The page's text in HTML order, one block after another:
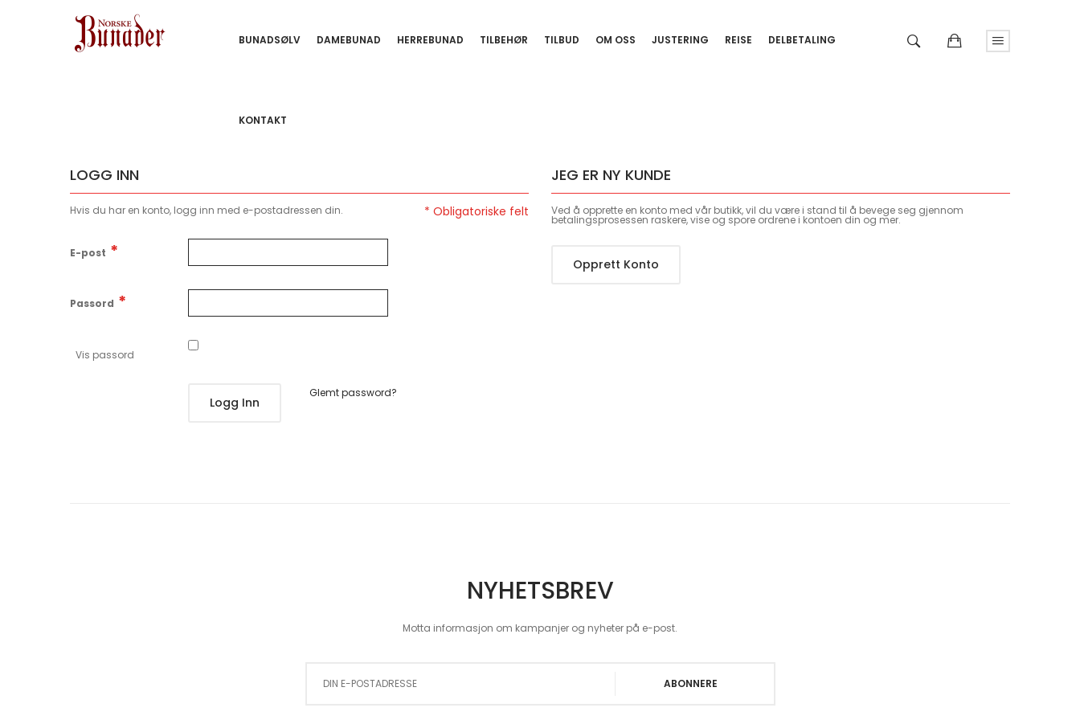
BUNADSØLV DAMEBUNAD HERREBUNAD TILBEHØR TILBUD OM OSS JUSTERING REISE DELBETALING
KONTAKT
LOGG INN
Hvis du har en konto, logg inn med e-postadressen din.
E-post
Passord
Vis passord
Logg Inn
Glemt password?
JEG ER NY KUNDE
Ved å opprette en konto med vår butikk, vil du være i stand til å bevege seg gjennom
betalingsprosessen raskere, vise og spore ordrene i kontoen din og mer.
Opprett Konto
NYHETSBREV
Motta informasjon om kampanjer og nyheter på e-post.
ABONNERE